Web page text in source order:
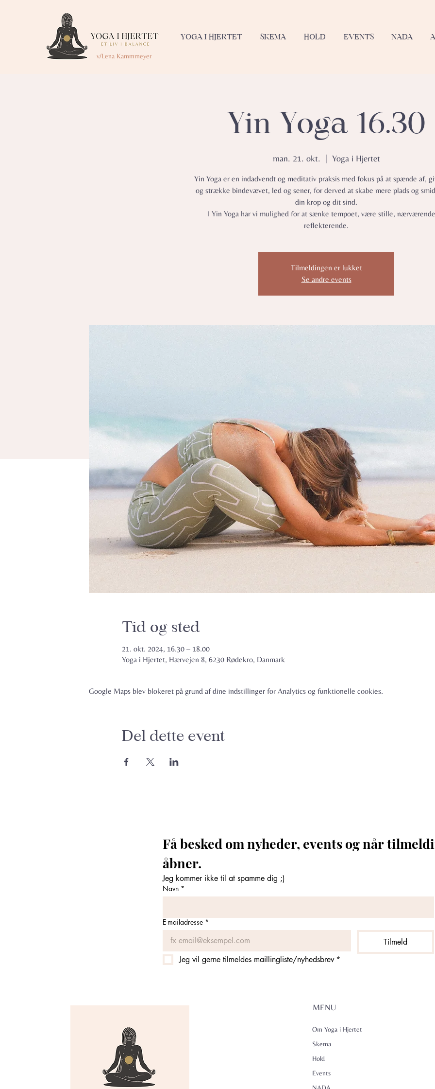
v/Lena Kammmeyer
YOGA I HJERTET SKEMA HOLD EVENTS NADA
Yin Yoga 16.30
man. 21. okt. Yoga i Hjertet
Yin Yoga er en indadvendt og meditativ praksis med fokus på at spænde af,
og strække bindevævet, led og sener, for derved at skabe mere plads og
din krop og dit sind.
I Yin Yoga har vi mulighed for at sænke tempoet, være stille,
reflekterende.
Tilmeldingen er lukket
Se andre events
Tid og sted
21. okt. 2024, 16.30 – 18.00
Yoga i Hjertet, Hærvejen 8, 6230 Rødekro, Danmark
Google Maps blev blokeret på grund af dine indstillinger for Analytics og funktionelle cookies.
Del dette event
Få besked om nyheder, events og når
Jeg kommer ikke til at spamme dig ;)
Navn *
E-mailadresse *
Tilmeld
Jeg vil gerne tilmeldes maillingliste/nyhedsbrev *
MENU
Om Yoga i Hjertet
Skema
Hold
Events